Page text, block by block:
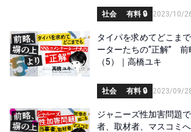
社会 有料 🔒 2023/10/
タイパを求めてどこま
ーターたちの“正解” 前
（5）｜高橋ユキ
社会 有料 🔒 2023/09/
ジャニーズ性加害問題
者、取材者、マスコミ